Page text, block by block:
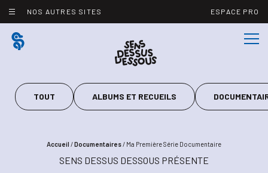
NOS AUTRES SITES ESPACE PRO
TOUT ALBUMS ET RECUEILS
Accueil /Documentaires/ Ma Première Série Documentaire
SENS DESSUS DESSOUS PRÉSENTE